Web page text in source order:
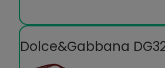
Dolce&Gabbana